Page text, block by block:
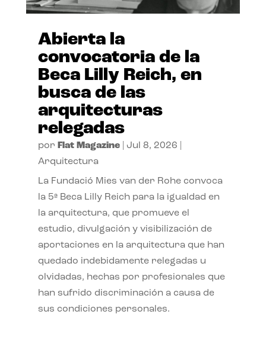
Abierta la
convocatoria de la
Beca Lilly Reich, en
busca de las
arquitecturas
relegadas
por Flat Magazine| Jul 8, 2026
Arquitectura
La Fundació Mies van der Rohe convoca
la 5ª Beca Lilly Reich para la igualdad en
la arquitectura, que promueve el
estudio, divulgación y visibilización de
aportaciones en la arquitectura que han
quedado indebidamente relegadas u
olvidadas, hechas por profesionales que
han sufrido discriminación a causa de
sus condiciones personales.